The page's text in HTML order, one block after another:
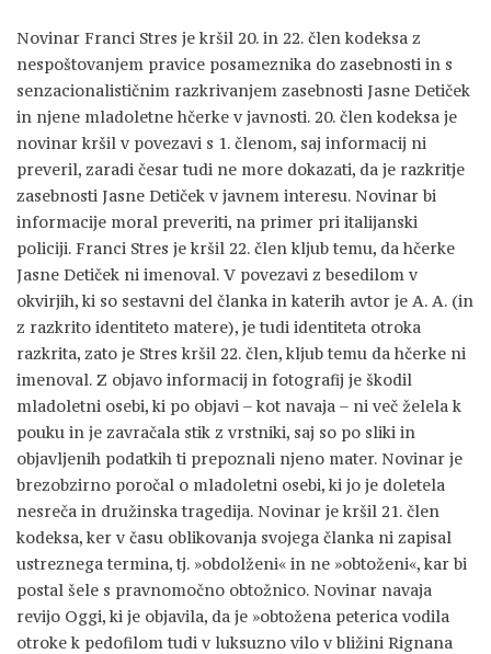
Novinar Franci Stres je kršil 20. in 22. člen kodeksa z
nespoštovanjem pravice posameznika do zasebnosti in s
senzacionalističnim razkrivanjem zasebnosti Jasne Detiček
in njene mladoletne hčerke v javnosti. 20. člen kodeksa je
novinar kršil v povezavi s 1. členom, saj informacij ni
preveril, zaradi česar tudi ne more dokazati, da je razkritje
zasebnosti Jasne Detiček v javnem interesu. Novinar bi
informacije moral preveriti, na primer pri italijanski
policiji. Franci Stres je kršil 22. člen kljub temu, da hčerke
Jasne Detiček ni imenoval. V povezavi z besedilom v
okvirjih, ki so sestavni del članka in katerih avtor je A. A. (in
z razkrito identiteto matere), je tudi identiteta otroka
razkrita, zato je Stres kršil 22. člen, kljub temu da hčerke ni
imenoval. Z objavo informacij in fotografij je škodil
mladoletni osebi, ki po objavi – kot navaja – ni več želela k
pouku in je zavračala stik z vrstniki, saj so po sliki in
objavljenih podatkih ti prepoznali njeno mater. Novinar je
brezobzirno poročal o mladoletni osebi, ki jo je doletela
nesreča in družinska tragedija. Novinar je kršil 21. člen
kodeksa, ker v času oblikovanja svojega članka ni zapisal
ustreznega termina, tj. »obdolženi« in ne »obtoženi«, kar bi
postal šele s pravnomočno obtožnico. Novinar navaja
revijo Oggi, ki je objavila, da je »obtožena peterica vodila
otroke k pedofilom tudi v luksuzno vilo v bližini Rignana